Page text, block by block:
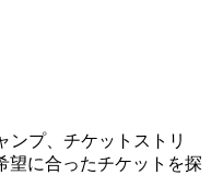
ンプ、チケットストリ
望に合ったチケットを探